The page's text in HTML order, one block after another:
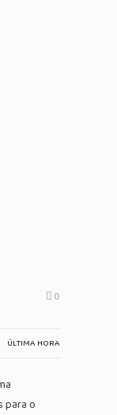
0
ÚLTIMA HORA
para o